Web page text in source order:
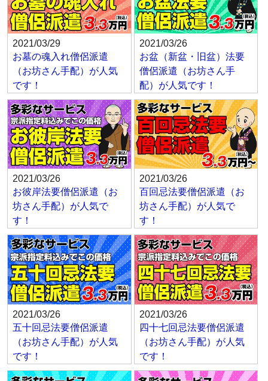
2021/03/29
お墓の魂入れ僧侶派遣
（お坊さん手配）が人気
です！
2021/03/26
お盆（新盆・旧盆）法要
僧侶派遣（お坊さん手
配）が人気です！
2021/03/26
お彼岸法要僧侶派遣（お
坊さん手配）が人気で
す！
2021/03/26
百回忌法要僧侶派遣（お
坊さん手配）が人気で
す！
2021/03/26
五十回忌法要僧侶派遣
（お坊さん手配）が人気
です！
2021/03/26
四十七回忌法要僧侶派遣
（お坊さん手配）が人気
です！